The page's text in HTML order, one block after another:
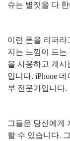
슈는 별짓을 다
이런 폰을 리퍼라
지는 느낌이 드는
을 사용하고 계시
입니다. iPhone 데
부 전문가입니다.
그들은 당신에게
할 수 있습니다.